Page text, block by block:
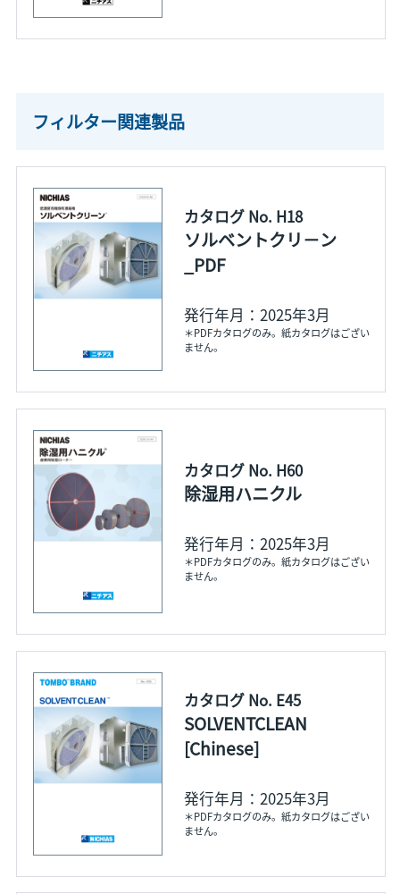
フィルター関連製品
カタログ No. H18
ソルベントクリ－ン
_PDF
発行年月：2025年3月
＊PDFカタログのみ。紙カタログはござい
ません。
カタログ No. H60
除湿用ハニクル
発行年月：2025年3月
＊PDFカタログのみ。紙カタログはござい
ません。
カタログ No. E45
SOLVENTCLEAN
[Chinese]
発行年月：2025年3月
＊PDFカタログのみ。紙カタログはござい
ません。